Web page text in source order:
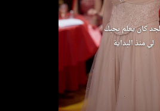
‫الجد كان يعلم بحبك‬
‫لي منذ البداية‬